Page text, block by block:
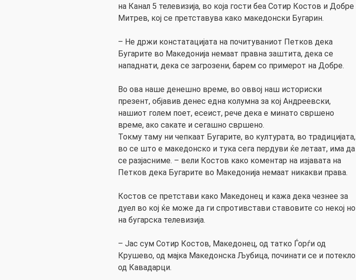
на Канал 5 телевизија, во која гости беа Сотир Костов и Добре
Митрев, кој се претставува како македонски Бугарин.
– Не држи констатацијата на почитуваниот Петков дека
Бугарите во Македонија немаат правна заштита, дека се
нападнати, дека се загрозени, барем со примерот на Добре.
Во ова наше денешно време, во оввој наш историски
презент, објавив денес една колумна за кој Андреевски,
нашиот голем поет, есеист, рече дека е минато свршено
време, ако сакате и сегашно свршено.
Токму таму ни чепкаат Бугарите, во културата, во традицијата,
во се што е македонско и тука сега пердуви ќе летаат, има да
се разјасниме. – вели Костов како коментар на изјавата на
Петков дека Бугарите во Македонија немаат никакви права.
Костов се претстави како Македонец и кажа дека чезнее за
дуел во кој ќе може да ги спротивстави ставовите со некој но
на бугарска телевизија.
– Јас сум Сотир Костов, Македонец, од татко Ѓорѓи од
Крушево, од мајка Македонска Љубица, починати се и потекло
од Кавадарци.